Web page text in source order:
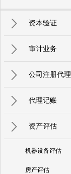
资本验证
审计业务
公司注册代理
代理记账
资产评估
机器设备评估
房产评估